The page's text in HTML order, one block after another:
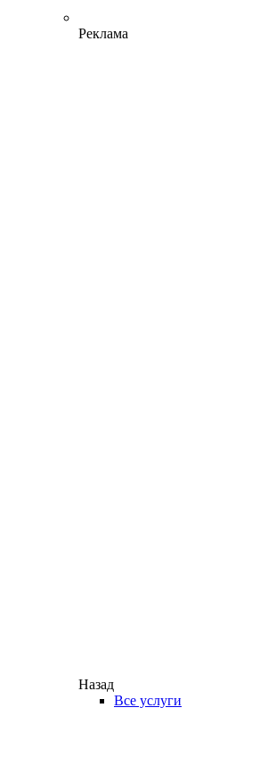
Реклама
Назад
Все услуги